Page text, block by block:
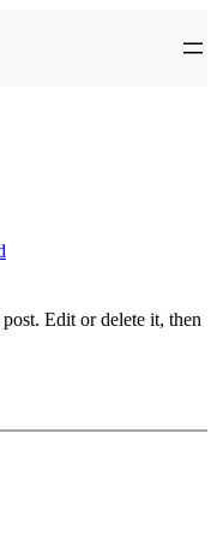
Edit or delete it, then